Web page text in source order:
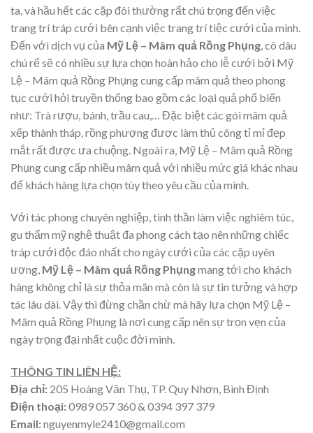
ta, và hầu hết các cặp đôi thường rất chú trọng đến việc
trang trí tráp cưới bên cạnh việc trang trí tiệc cưới của mình.
Đến với dịch vụ của Mỹ Lệ – Mâm quả Rồng Phụng, cô dâu
chú rể sẽ có nhiều sự lựa chọn hoàn hảo cho lễ cưới bởi Mỹ
Lệ – Mâm quả Rồng Phụng cung cấp mâm quả theo phong
tục cưới hỏi truyền thống bao gồm các loại quả phổ biến
như: Trà rượu, bánh, trầu cau,… Đặc biệt các gói mâm quả
xếp thành tháp, rồng phượng được làm thủ công tỉ mỉ đẹp
mắt rất được ưa chuộng. Ngoài ra, Mỹ Lệ – Mâm quả Rồng
Phụng cung cấp nhiều mâm quả với nhiều mức giá khác nhau
để khách hàng lựa chọn tùy theo yêu cầu của mình.
Với tác phong chuyên nghiệp, tinh thần làm việc nghiêm túc,
gu thẩm mỹ nghệ thuật đa phong cách tạo nên những chiếc
tráp cưới độc đáo nhất cho ngày cưới của các cặp uyên
ương, Mỹ Lệ – Mâm quả Rồng Phụngmang tới cho khách
hàng không chỉ là sự thỏa mãn mà còn là sự tin tưởng và hợp
tác lâu dài. Vậy thì đừng chần chừ mà hãy lựa chọn Mỹ Lệ –
Mâm quả Rồng Phụng là nơi cung cấp nên sự trọn vẹn của
ngày trọng đại nhất cuộc đời mình.
THÔNG TIN LIÊN HỆ:
Địa chỉ: 205 Hoàng Văn Thụ, TP. Quy Nhơn, Bình Định
Điện thoại:0989 057 360 & 0394 397 379
Email:nguyenmyle2410@gmail.com